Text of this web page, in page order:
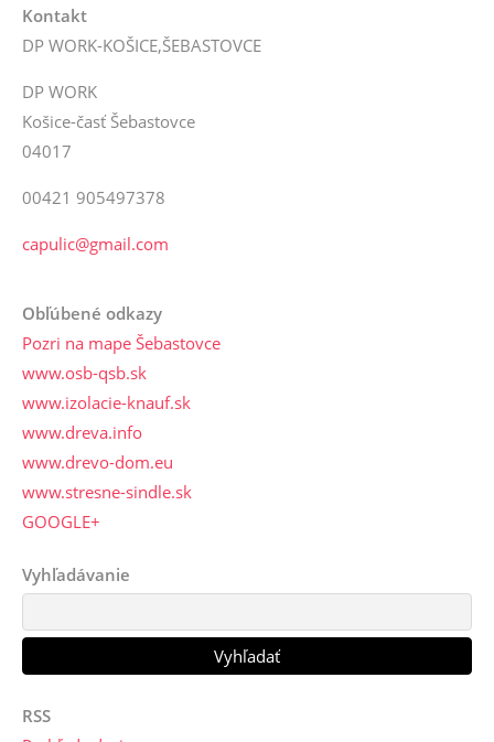
Kontakt
DP WORK-KOŠICE,ŠEBASTOVCE
DP WORK
Košice-časť Šebastovce
04017
00421 905497378
capulic@gmail.com
Obľúbené odkazy
Pozri na mape Šebastovce
www.osb-qsb.sk
www.izolacie-knauf.sk
www.dreva.info
www.drevo-dom.eu
www.stresne-sindle.sk
GOOGLE+
Vyhľadávanie
RSS